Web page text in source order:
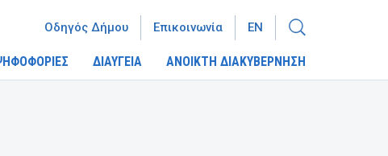
ΔΙΑΥΓΕΙΑ ΑΝΟΙΚΤΗ ΔΙΑΚΥΒΕΡΝΗΣΗ
Οδηγός Δήμου Επικοινωνία EN